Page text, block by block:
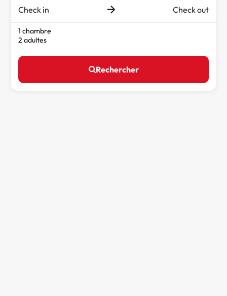
Check in Check out
1 chambre
2 adultes
Rechercher